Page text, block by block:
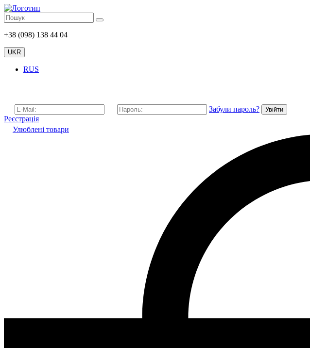
+38 (098) 138 44 04
UKR
RUS
Забули пароль? Увійти
Реєстрація
Улюблені товари